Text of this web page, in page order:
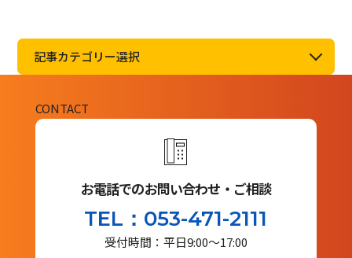
記事カテゴリー選択
CONTACT
お電話でのお問い合わせ・ご相談
TEL：053-471-2111
受付時間：平日9:00～17:00